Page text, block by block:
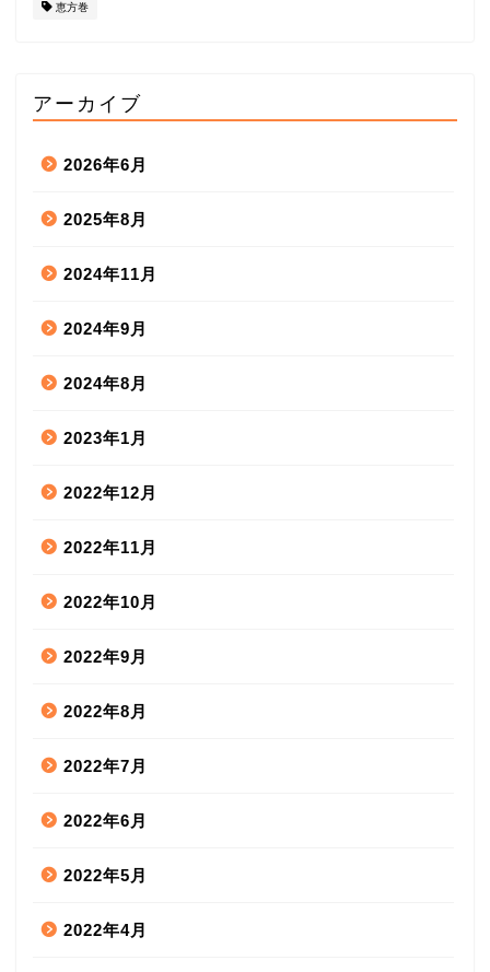
恵方巻
アーカイブ
2026年6月
2025年8月
2024年11月
2024年9月
2024年8月
2023年1月
2022年12月
2022年11月
2022年10月
2022年9月
2022年8月
2022年7月
2022年6月
2022年5月
2022年4月